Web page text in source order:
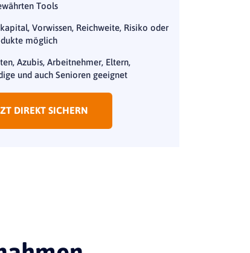
Tools
Vorwissen, Reichweite, Risiko oder
möglich
Azubis, Arbeitnehmer, Eltern,
und auch Senioren geeignet
DIREKT SICHERN